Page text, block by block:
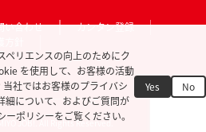
い合わせ
カンタン登録
JOB!. All Rights Reserved.
ペリエンスの向上のためにク
を使用して、お客様の活動
社ではお客様のプライバシ
細について、およびご質問が
ポリシーをご覧ください。
Yes No